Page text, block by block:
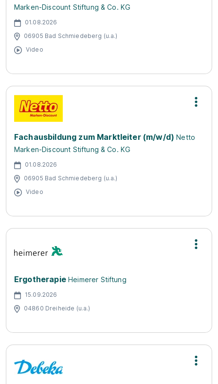
Marken-Discount Stiftung & Co. KG
01.08.2026
06905 Bad Schmiedeberg (u.a.)
Video
Fachausbildung zum Marktleiter (m/w/d) Netto
Marken-Discount Stiftung & Co. KG
01.08.2026
06905 Bad Schmiedeberg (u.a.)
Video
Ergotherapie Heimerer Stiftung
15.09.2026
04860 Dreiheide (u.a.)